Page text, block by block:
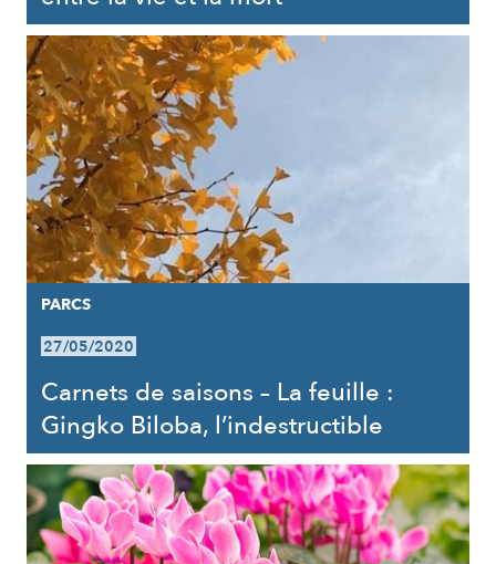
PARCS
27/05/2020
Carnets de saisons – La feuille :
Gingko Biloba, l’indestructible